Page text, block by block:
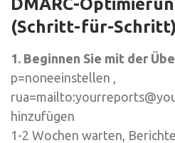
(Schritt-für-Schritt)
1. Beginnen Sie mit der
p=noneeinstellen
hinzufügen
1-2 Wochen warten,